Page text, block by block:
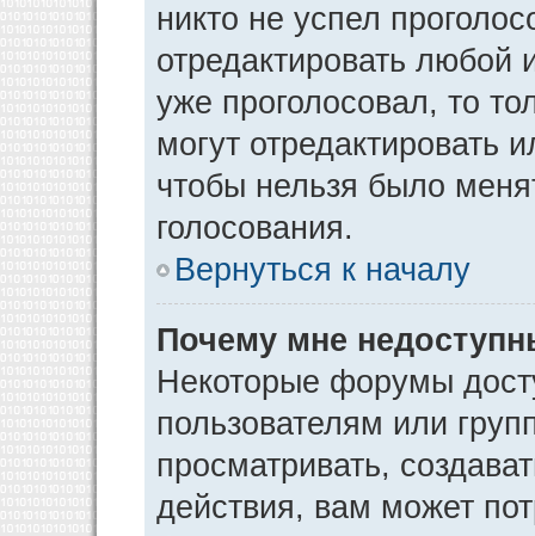
никто не успел
отредактировать любой
уже проголосовал, то
могут отредактировать
чтобы нельзя было
голосования.
Вернуться к началу
Почему мне
Некоторые форумы
пользователям или
просматривать,
действия, вам может